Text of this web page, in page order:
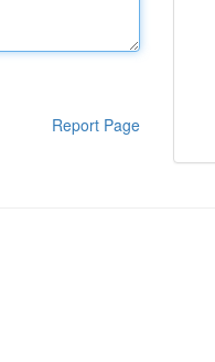
Report Page